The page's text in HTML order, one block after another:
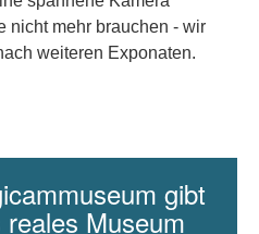
nicht mehr brauchen - wir
weiteren Exponaten.
gibt
Museum